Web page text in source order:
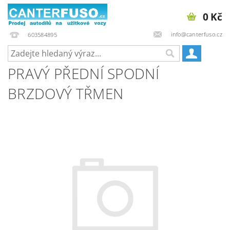
603584895 info@canterfuso.cz
0 Kč
PRAVÝ PŘEDNÍ SPODNÍ
BRZDOVÝ TŘMEN